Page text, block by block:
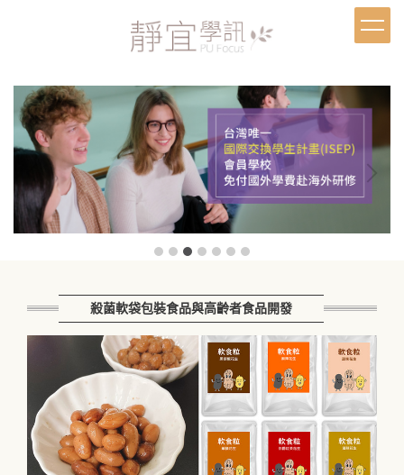
內
容
區
殺菌軟袋包裝食品與高齡者食品開發